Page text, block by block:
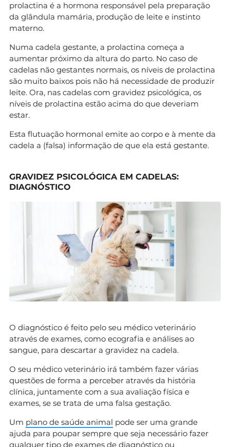
prolactina é a hormona responsável pela preparação
da glândula mamária, produção de leite e instinto
materno.
Numa cadela gestante, a prolactina começa a
aumentar próximo da altura do parto. No caso de
cadelas não gestantes normais, os níveis de prolactina
são muito baixos pois não há necessidade de produzir
leite. Ora, nas cadelas com gravidez psicológica, os
níveis de prolactina estão acima do que deveriam
estar.
Esta flutuação hormonal emite ao corpo e à mente da
cadela a (falsa) informação de que ela está gestante.
GRAVIDEZ PSICOLÓGICA EM CADELAS:
DIAGNÓSTICO
O diagnóstico é feito pelo seu médico veterinário
através de exames, como ecografia e análises ao
sangue, para descartar a gravidez na cadela.
O seu médico veterinário irá também fazer várias
questões de forma a perceber através da história
clínica, juntamente com a sua avaliação física e
exames, se se trata de uma falsa gestação.
Um plano de saúde animal pode ser uma grande
ajuda para poupar sempre que seja necessário fazer
qualquer tipo de exames de diagnóstico ou